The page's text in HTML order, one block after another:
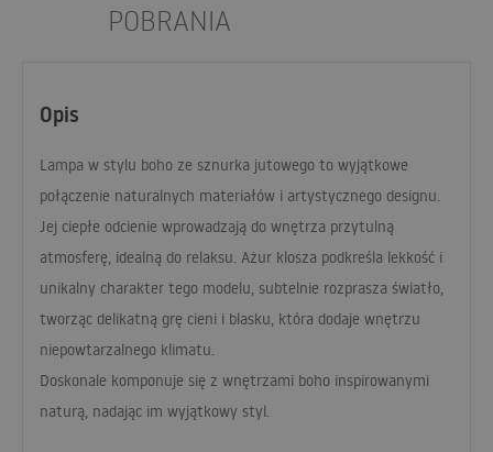
POBRANIA
Opis
Lampa w stylu boho ze sznurka jutowego to wyjątkowe
połączenie naturalnych materiałów i artystycznego designu.
Jej ciepłe odcienie wprowadzają do wnętrza przytulną
atmosferę, idealną do relaksu. Ażur klosza podkreśla lekkość i
unikalny charakter tego modelu, subtelnie rozprasza światło,
tworząc delikatną grę cieni i blasku, która dodaje wnętrzu
niepowtarzalnego klimatu.
Doskonale komponuje się z wnętrzami boho inspirowanymi
naturą, nadając im wyjątkowy styl.